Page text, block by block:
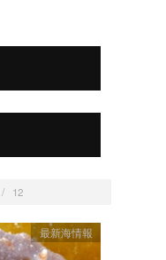
/ 12
最新海情報